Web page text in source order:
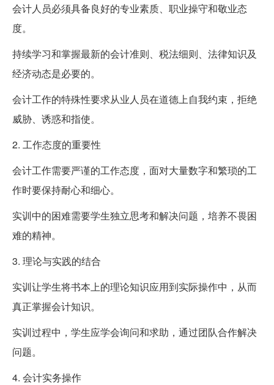
会计人员必须具备良好的专业素质、职业操守和敬业态
度。
持续学习和掌握最新的会计准则、税法细则、法律知识及
经济动态是必要的。
会计工作的特殊性要求从业人员在道德上自我约束，拒绝
威胁、诱惑和指使。
2. 工作态度的重要性
会计工作需要严谨的工作态度，面对大量数字和繁琐的工
作时要保持耐心和细心。
实训中的困难需要学生独立思考和解决问题，培养不畏困
难的精神。
3. 理论与实践的结合
实训让学生将书本上的理论知识应用到实际操作中，从而
真正掌握会计知识。
实训过程中，学生应学会询问和求助，通过团队合作解决
问题。
4. 会计实务操作